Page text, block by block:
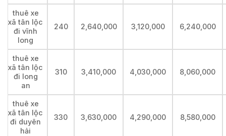
thuê xe
xã tân lộc
đi vĩnh
long
240 2,640,000 3,120,000 6,240,000
thuê xe
xã tân lộc
đi long
an
310 3,410,000 4,030,000 8,060,000
thuê xe
xã tân lộc
đi duyên
hải
330 3,630,000 4,290,000 8,580,000